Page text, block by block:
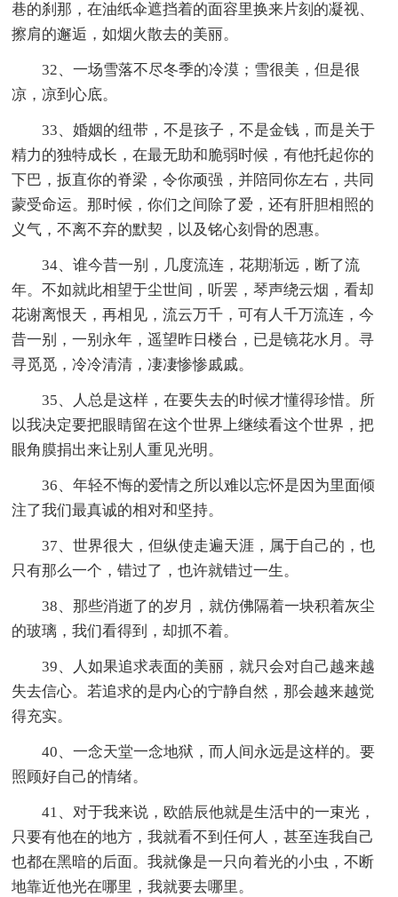
巷的刹那，在油纸伞遮挡着的面容里换来片刻的凝视、
擦肩的邂逅，如烟火散去的美丽。
32、一场雪落不尽冬季的冷漠；雪很美，但是很
凉，凉到心底。
33、婚姻的纽带，不是孩子，不是金钱，而是关于
精力的独特成长，在最无助和脆弱时候，有他托起你的
下巴，扳直你的脊梁，令你顽强，并陪同你左右，共同
蒙受命运。那时候，你们之间除了爱，还有肝胆相照的
义气，不离不弃的默契，以及铭心刻骨的恩惠。
34、谁今昔一别，几度流连，花期渐远，断了流
年。不如就此相望于尘世间，听罢，琴声绕云烟，看却
花谢离恨天，再相见，流云万千，可有人千万流连，今
昔一别，一别永年，遥望昨日楼台，已是镜花水月。寻
寻觅觅，冷冷清清，凄凄惨惨戚戚。
35、人总是这样，在要失去的时候才懂得珍惜。所
以我决定要把眼睛留在这个世界上继续看这个世界，把
眼角膜捐出来让别人重见光明。
36、年轻不悔的爱情之所以难以忘怀是因为里面倾
注了我们最真诚的相对和坚持。
37、世界很大，但纵使走遍天涯，属于自己的，也
只有那么一个，错过了，也许就错过一生。
38、那些消逝了的岁月，就仿佛隔着一块积着灰尘
的玻璃，我们看得到，却抓不着。
39、人如果追求表面的美丽，就只会对自己越来越
失去信心。若追求的是内心的宁静自然，那会越来越觉
得充实。
40、一念天堂一念地狱，而人间永远是这样的。要
照顾好自己的情绪。
41、对于我来说，欧皓辰他就是生活中的一束光，
只要有他在的地方，我就看不到任何人，甚至连我自己
也都在黑暗的后面。我就像是一只向着光的小虫，不断
地靠近他光在哪里，我就要去哪里。